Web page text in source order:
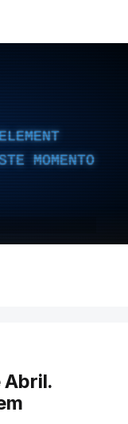
MOMENTO
Abril.